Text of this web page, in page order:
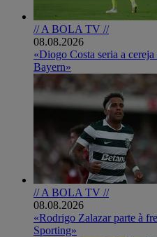
// A BOLA TV //
08.08.2026
«Diogo Costa seria a
Bayern»
// A BOLA TV //
08.08.2026
«Rodrigo Zalazar parte à
Sporting»